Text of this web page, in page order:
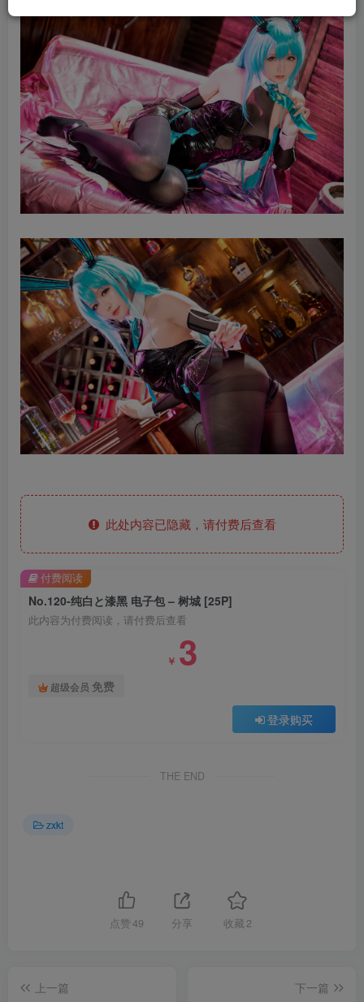
此处内容已隐藏，请付费后查看
No.120-纯白と漆黑 电子包 – 树城 [25P]
此内容为付费阅读，请付费后查看
￥ 3
超级会员 免费
登录购买
付费阅读
THE END
zxkt
点赞 49 分享 收藏 2
上一篇 下一篇